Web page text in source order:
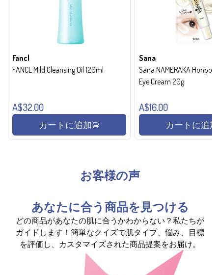
Fancl
FANCL Mild Cleansing Oil 120ml
A$32.00
カートに追加
Sana
Sana NAMERAKA Honpo
Eye Cream 20g
A$16.00
カートに追加
お客様の声
あなたに合う商品を見つける
どの商品があなたの肌に合うかわからない？私たちが
ガイドします！簡単なクイズで肌タイプ、悩み、目標
を評価し、カスタマイズされた商品提案をお届け。